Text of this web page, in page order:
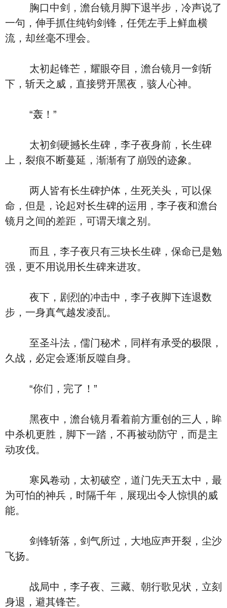
胸口中剑，澹台镜月脚下退半步，冷声说了
一句，伸手抓住纯钧剑锋，任凭左手上鲜血横
流，却丝毫不理会。
太初起锋芒，耀眼夺目，澹台镜月一剑斩
下，斩天之威，直接劈开黑夜，骇人心神。
“轰！”
太初剑硬撼长生碑，李子夜身前，长生碑
上，裂痕不断蔓延，渐渐有了崩毁的迹象。
两人皆有长生碑护体，生死关头，可以保
命，但是，论起对长生碑的运用，李子夜和澹台
镜月之间的差距，可谓天壤之别。
而且，李子夜只有三块长生碑，保命已是勉
强，更不用说用长生碑来进攻。
夜下，剧烈的冲击中，李子夜脚下连退数
步，一身真气越发凌乱。
至圣斗法，儒门秘术，同样有承受的极限，
久战，必定会逐渐反噬自身。
“你们，完了！”
黑夜中，澹台镜月看着前方重创的三人，眸
中杀机更胜，脚下一踏，不再被动防守，而是主
动攻伐。
寒风卷动，太初破空，道门先天五太中，最
为可怕的神兵，时隔千年，展现出令人惊惧的威
能。
剑锋斩落，剑气所过，大地应声开裂，尘沙
飞扬。
战局中，李子夜、三藏、朝行歌见状，立刻
身退，避其锋芒。